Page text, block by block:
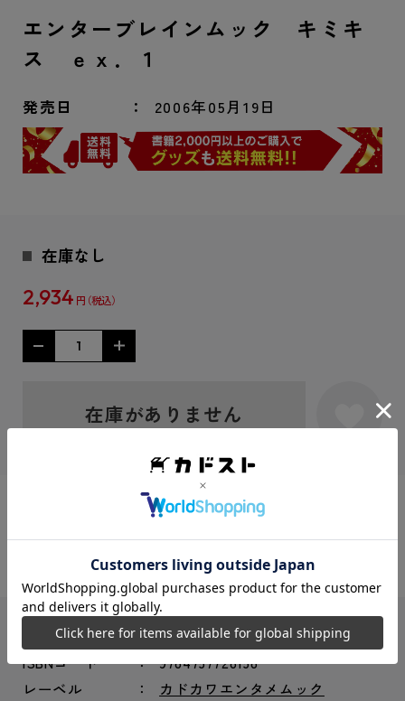
エンターブレインムック キミキ
ス ｅｘ．１
発売日 2006年05月19日
在庫なし
2,934 円
在庫がありません
JANコード
4910619541763
ISBNコード
9784757728158
レーベル
カドカワエンタメムック